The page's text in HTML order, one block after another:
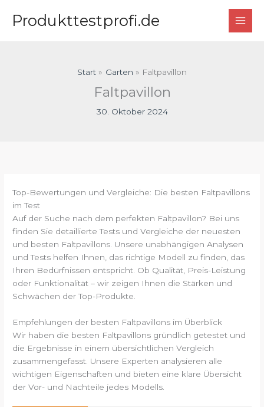
InhaltProdukttestprofi.de
Start Garten Faltpavillon
Faltpavillon
30. Oktober 2024
Top-Bewertungen und Vergleiche: Die besten Faltpavillons
im Test
Auf der Suche nach dem perfekten Faltpavillon? Bei uns
finden Sie detaillierte Tests und Vergleiche der neuesten
und besten Faltpavillons. Unsere unabhängigen Analysen
und Tests helfen Ihnen, das richtige Modell zu finden, das
Ihren Bedürfnissen entspricht. Ob Qualität, Preis-Leistung
oder Funktionalität – wir zeigen Ihnen die Stärken und
Schwächen der Top-Produkte.
Empfehlungen der besten Faltpavillons im Überblick
Wir haben die besten Faltpavillons gründlich getestet und
die Ergebnisse in einem übersichtlichen Vergleich
zusammengefasst. Unsere Experten analysieren alle
wichtigen Eigenschaften und bieten eine klare Übersicht
der Vor- und Nachteile jedes Modells.